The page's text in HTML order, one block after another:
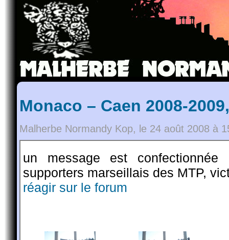
Monaco – Caen 2008-
Malherbe Normandy Kop, le 24 août 2008 à
un message est
supporters marseillais des MTP,
réagir sur le forum